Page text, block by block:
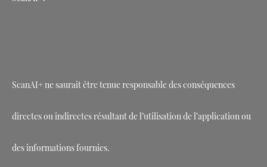
ScanAI+ ne saurait être tenue responsable des conséquences
directes ou indirectes résultant de l’utilisation de l’application ou
des informations fournies.